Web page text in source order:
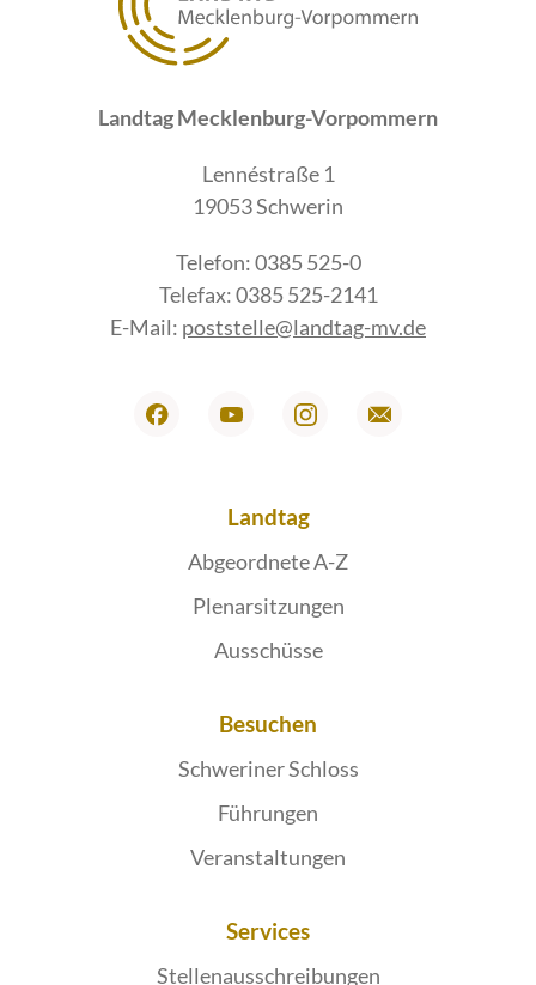
Landtag Mecklenburg-Vorpommern
Lennéstraße 1
19053 Schwerin
Telefon: 0385 525-0
Telefax: 0385 525-2141
E-Mail: poststelle@landtag-mv.de
Landtag
Abgeordnete A-Z
Plenarsitzungen
Ausschüsse
Besuchen
Schweriner Schloss
Führungen
Veranstaltungen
Services
Stellenausschreibungen